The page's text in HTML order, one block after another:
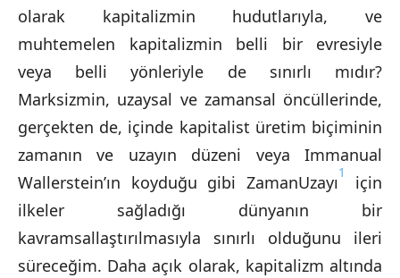
olarak kapitalizmin hudutlarıyla, ve
muhtemelen kapitalizmin belli bir evresiyle
veya belli yönleriyle de sınırlı mıdır?
Marksizmin, uzaysal ve zamansal öncüllerinde,
gerçekten de, içinde kapitalist üretim biçiminin
zamanın ve uzayın düzeni veya Immanual
Wallerstein’ın koyduğu gibi ZamanUzayı1
için
ilkeler sağladığı dünyanın bir
kavramsallaştırılmasıyla sınırlı olduğunu ileri
süreceğim. Daha açık olarak, kapitalizm altında